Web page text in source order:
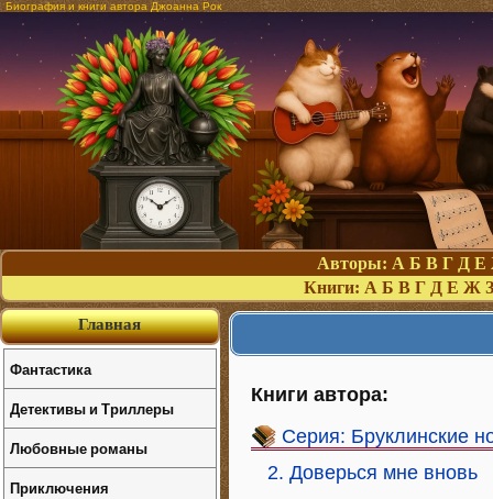
Биография и книги автора Джоанна Рок
Авторы: А Б В Г Д Е
Книги: А Б В Г Д Е Ж З
Книги автора:
Серия: Бруклинские
2. Доверься мне вновь
Главная
Фантастика
Детективы и Триллеры
Любовные романы
Приключения